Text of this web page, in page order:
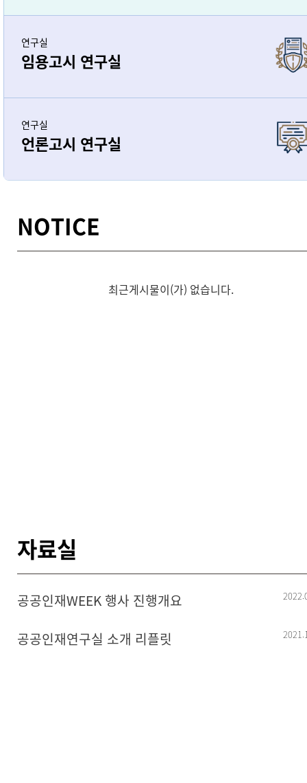
연구실
임용고시 연구실
연구실
언론고시 연구실
NOTICE
최근게시물이(가) 없습니다.
자료실
공공인재WEEK 행사 진행개요
공공인재연구실 소개 리플릿